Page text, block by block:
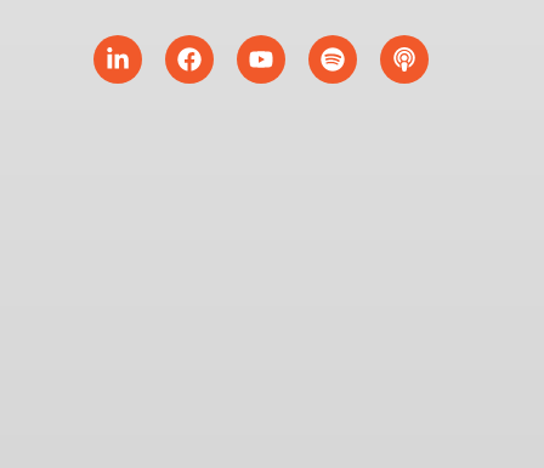
Linkedin-
in
FacebookYoutubeSpotifyPodcast